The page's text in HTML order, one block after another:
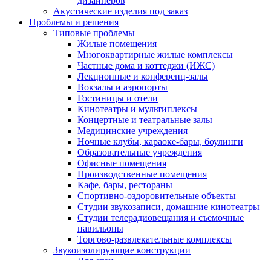
Акустические изделия под заказ
Проблемы и решения
Типовые проблемы
Жилые помещения
Многоквартирные жилые комплексы
Частные дома и коттеджи (ИЖС)
Лекционные и конференц-залы
Вокзалы и аэропорты
Гостиницы и отели
Кинотеатры и мультиплексы
Концертные и театральные залы
Медицинские учреждения
Ночные клубы, караоке-бары, боулинги
Образовательные учреждения
Офисные помещения
Производственные помещения
Кафе, бары, рестораны
Спортивно-оздоровительные объекты
Студии звукозаписи, домашние кинотеатры
Студии телерадиовещания и съемочные
павильоны
Торгово-развлекательные комплексы
Звукоизолирующие конструкции